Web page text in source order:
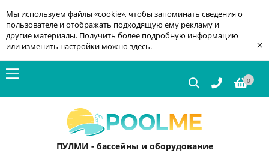
Мы используем файлы «cookie», чтобы запоминать сведения о
пользователе и отображать подходящую ему рекламу и
другие материалы. Получить более подробную информацию
или изменить настройки можно здесь. ×
0
ПУЛМИ - бассейны и оборудование